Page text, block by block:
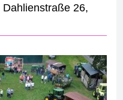
Dahlienstraße 26,